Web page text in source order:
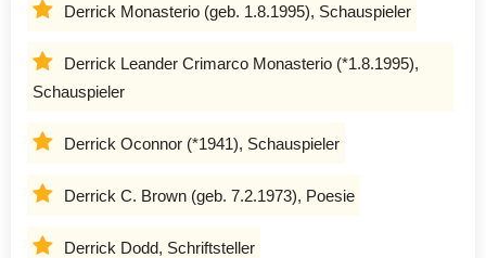
Derrick Monasterio (geb. 1.8.1995), Schauspieler
Derrick Leander Crimarco Monasterio (*1.8.1995),
Schauspieler
Derrick Oconnor (*1941), Schauspieler
Derrick C. Brown (geb. 7.2.1973), Poesie
Derrick Dodd, Schriftsteller